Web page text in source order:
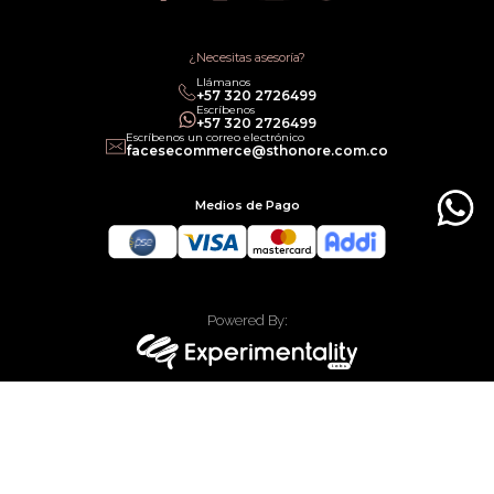
Política legal de Gift Cards¿Necesitas asesoría?
Llámanos
‎+57 320 2726499
Escríbenos
‎+57 320 2726499
Escríbenos un correo electrónico
facesecommerce@sthonore.com.co
Medios de Pago
Powered By: